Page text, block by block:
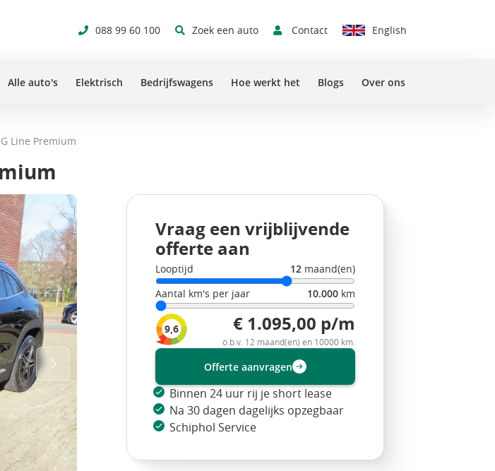
088 99 60 100 Zoek een auto Contact English
Alle auto's Elektrisch Bedrijfswagens Hoe werkt het Blogs Over ons
Line Premium
Vraag een vrijblijvende
offerte aan
9,6 € 1.095,00 p/m
o.b.v. 12 maand(en) en 10000 km.
Offerte aanvragen
Binnen 24 uur rij je short lease
Na 30 dagen dagelijks opzegbaar
Schiphol Service
Looptijd 12 maand(en)
Aantal km's per jaar
10.000 km